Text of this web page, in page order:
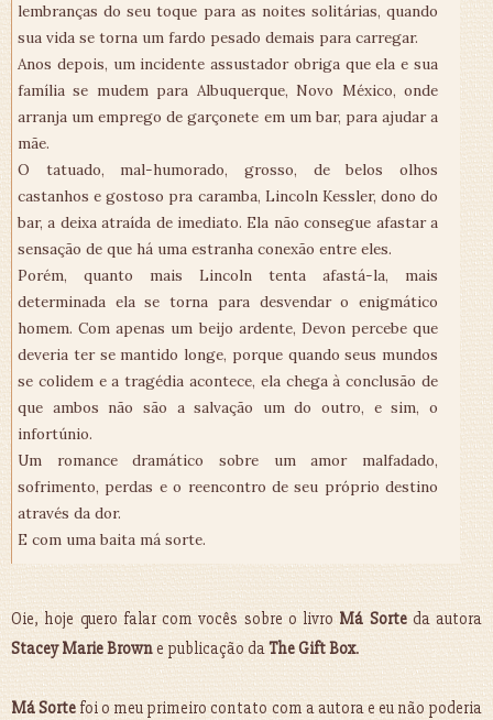
lembranças do seu toque para as noites solitárias, quando
sua vida se torna um fardo pesado demais para carregar.
Anos depois, um incidente assustador obriga que ela e sua
família se mudem para Albuquerque, Novo México, onde
arranja um emprego de garçonete em um bar, para ajudar a
mãe.
O tatuado, mal-humorado, grosso, de belos olhos
castanhos e gostoso pra caramba, Lincoln Kessler, dono do
bar, a deixa atraída de imediato. Ela não consegue afastar a
sensação de que há uma estranha conexão entre eles.
Porém, quanto mais Lincoln tenta afastá-la, mais
determinada ela se torna para desvendar o enigmático
homem. Com apenas um beijo ardente, Devon percebe que
deveria ter se mantido longe, porque quando seus mundos
se colidem e a tragédia acontece, ela chega à conclusão de
que ambos não são a salvação um do outro, e sim, o
infortúnio.
Um romance dramático sobre um amor malfadado,
sofrimento, perdas e o reencontro de seu próprio destino
através da dor.
E com uma baita má sorte.
Oie, hoje quero falar com vocês sobre o livroMá Sorteda autora
Stacey Marie Browne publicação daThe Gift Box.
Má Sorte foi o meu primeiro contato com a autora e eu não poderia